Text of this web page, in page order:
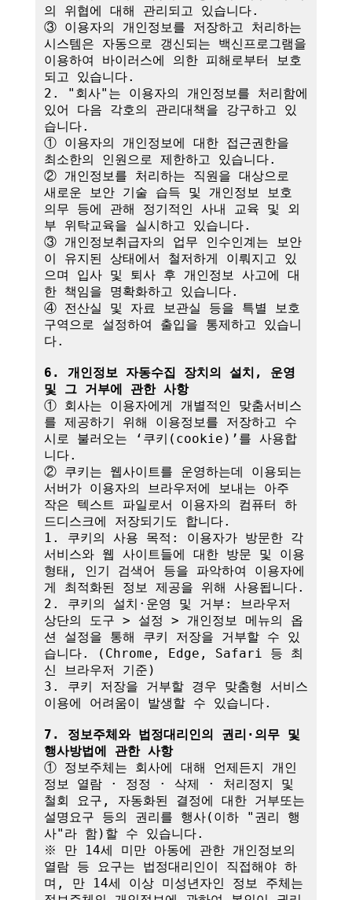
의 위협에 대해 관리되고 있습니다.
③ 이용자의 개인정보를 저장하고 처리하는
시스템은 자동으로 갱신되는 백신프로그램을
이용하여 바이러스에 의한 피해로부터 보호
되고 있습니다.
2. "회사"는 이용자의 개인정보를 처리함에
있어 다음 각호의 관리대책을 강구하고 있
습니다.
① 이용자의 개인정보에 대한 접근권한을
최소한의 인원으로 제한하고 있습니다.
② 개인정보를 처리하는 직원을 대상으로
새로운 보안 기술 습득 및 개인정보 보호
의무 등에 관해 정기적인 사내 교육 및 외
부 위탁교육을 실시하고 있습니다.
③ 개인정보취급자의 업무 인수인계는 보안
이 유지된 상태에서 철저하게 이뤄지고 있
으며 입사 및 퇴사 후 개인정보 사고에 대
한 책임을 명확화하고 있습니다.
④ 전산실 및 자료 보관실 등을 특별 보호
구역으로 설정하여 출입을 통제하고 있습니
다.
6. 개인정보 자동수집 장치의 설치, 운영
및 그 거부에 관한 사항
① 회사는 이용자에게 개별적인 맞춤서비스
를 제공하기 위해 이용정보를 저장하고 수
시로 불러오는 ‘쿠키(cookie)’를 사용합
니다.
② 쿠키는 웹사이트를 운영하는데 이용되는
서버가 이용자의 브라우저에 보내는 아주
작은 텍스트 파일로서 이용자의 컴퓨터 하
드디스크에 저장되기도 합니다.
1. 쿠키의 사용 목적: 이용자가 방문한 각
서비스와 웹 사이트들에 대한 방문 및 이용
형태, 인기 검색어 등을 파악하여 이용자에
게 최적화된 정보 제공을 위해 사용됩니다.
2. 쿠키의 설치·운영 및 거부: 브라우저
상단의 도구 > 설정 > 개인정보 메뉴의 옵
션 설정을 통해 쿠키 저장을 거부할 수 있
습니다. (Chrome, Edge, Safari 등 최
신 브라우저 기준)
3. 쿠키 저장을 거부할 경우 맞춤형 서비스
이용에 어려움이 발생할 수 있습니다.
7. 정보주체와 법정대리인의 권리·의무 및
행사방법에 관한 사항
① 정보주체는 회사에 대해 언제든지 개인
정보 열람 · 정정 · 삭제 · 처리정지 및
철회 요구, 자동화된 결정에 대한 거부또는
설명요구 등의 권리를 행사(이하 "권리 행
사"라 함)할 수 있습니다.
※ 만 14세 미만 아동에 관한 개인정보의
열람 등 요구는 법정대리인이 직접해야 하
며, 만 14세 이상 미성년자인 정보 주체는